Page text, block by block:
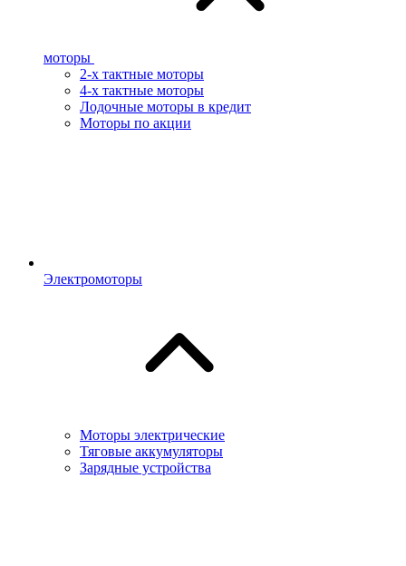
моторы
2-х тактные моторы
4-х тактные моторы
Лодочные моторы в кредит
Моторы по акции
Электромоторы
Моторы электрические
Тяговые аккумуляторы
Зарядные устройства